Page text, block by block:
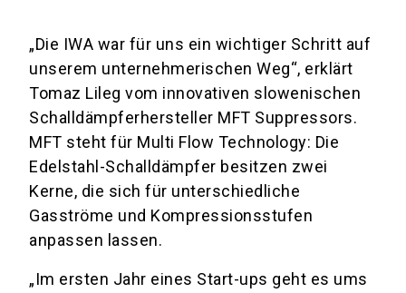
„Die IWA war für uns ein wichtiger Schritt auf
unserem unternehmerischen Weg“, erklärt
Tomaz Lileg vom innovativen slowenischen
Schalldämpferhersteller MFT Suppressors.
MFT steht für Multi Flow Technology: Die
Edelstahl-Schalldämpfer besitzen zwei
Kerne, die sich für unterschiedliche
Gasströme und Kompressionsstufen
anpassen lassen.
„Im ersten Jahr eines Start-ups geht es ums